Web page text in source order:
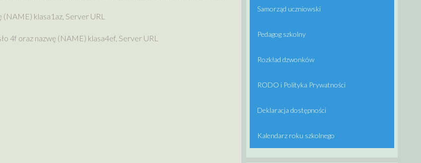
(NAME) klasa1az, Server URL
4f oraz nazwę (NAME) klasa4ef, Server URL
Samorząd uczniowski
Pedagog szkolny
Rozkład dzwonków
RODO i Polityka Prywatności
Deklaracja dostępności
Kalendarz roku szkolnego